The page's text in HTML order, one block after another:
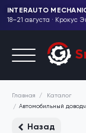
INTERAUTO
18–21 августа · Крокус
Главная
Каталог
Автомобильный
Назад